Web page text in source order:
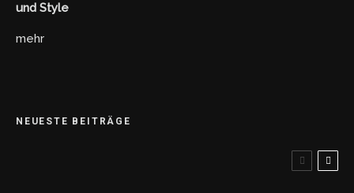
und Style
mehr
NEUESTE BEITRÄGE